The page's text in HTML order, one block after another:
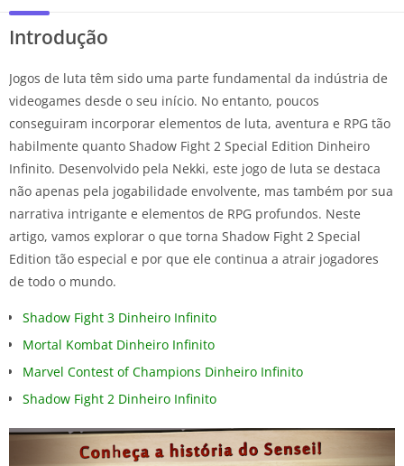
Introdução
Jogos de luta têm sido uma parte fundamental da indústria de
videogames desde o seu início. No entanto, poucos
conseguiram incorporar elementos de luta, aventura e RPG tão
habilmente quanto Shadow Fight 2 Special Edition Dinheiro
Infinito. Desenvolvido pela Nekki, este jogo de luta se destaca
não apenas pela jogabilidade envolvente, mas também por sua
narrativa intrigante e elementos de RPG profundos. Neste
artigo, vamos explorar o que torna Shadow Fight 2 Special
Edition tão especial e por que ele continua a atrair jogadores
de todo o mundo.
Shadow Fight 3 Dinheiro Infinito
Mortal Kombat Dinheiro Infinito
Marvel Contest of Champions Dinheiro Infinito
Shadow Fight 2 Dinheiro Infinito